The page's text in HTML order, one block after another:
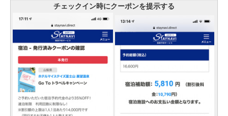
チェックイン時にクーポンを提示する